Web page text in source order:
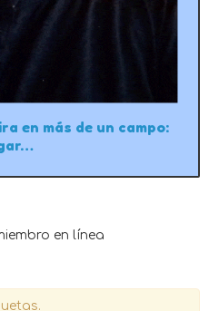
en más de un campo:
en línea